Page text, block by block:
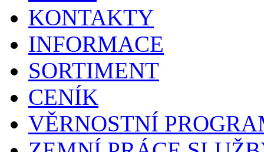
KONTAKTY
INFORMACE
SORTIMENT
CENÍK
VĚRNOSTNÍ